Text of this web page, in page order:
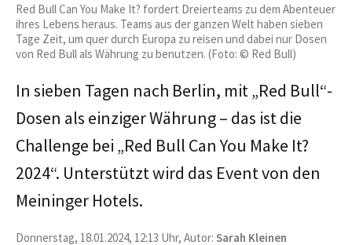
Red Bull Can You Make It? fordert Dreierteams zu dem Abenteuer
ihres Lebens heraus. Teams aus der ganzen Welt haben sieben
Tage Zeit, um quer durch Europa zu reisen und dabei nur Dosen
von Red Bull als Währung zu benutzen. (Foto: © Red Bull)
In sieben Tagen nach Berlin, mit „Red Bull“-
Dosen als einziger Währung – das ist die
Challenge bei „Red Bull Can You Make It?
2024“. Unterstützt wird das Event von den
Meininger Hotels.
Donnerstag, 18.01.2024, 12:13 Uhr, Autor: Sarah Kleinen